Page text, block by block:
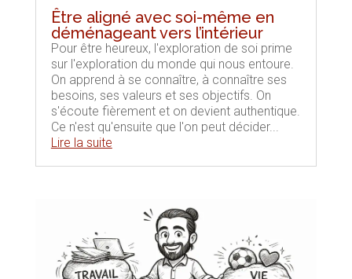
Être aligné avec soi-même en
déménageant vers l’intérieur
Pour être heureux, l'exploration de soi prime
sur l'exploration du monde qui nous entoure.
On apprend à se connaître, à connaître ses
besoins, ses valeurs et ses objectifs. On
s'écoute fièrement et on devient authentique.
Ce n'est qu'ensuite que l'on peut décider...
Lire la suite